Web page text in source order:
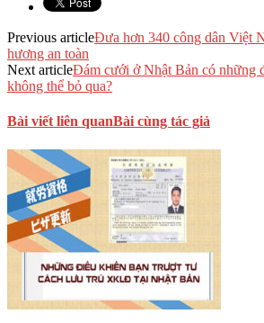
Previous articleĐưa hơn 340 công dân Việt
hương an toàn
Next articleĐám cưới ở Nhật Bản có những
không thể bỏ qua?
Bài viết liên quanBài cùng tác giả